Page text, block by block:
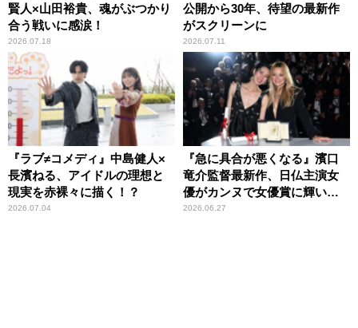
賢人×山田裕貴、魂がぶつかり
合う戦いに感涙！
2026.07.18
公開から30年、待望の最新作
がスクリーンに
2026.07.11
『ラブ≠コメディ』中島健人×
長濱ねる、アイドルの理想と
現実を赤裸々に描く！？
2026.07.04
『急に具合が悪くなる』濱口
竜介監督最新作、日仏主演女
優がカンヌで女優賞に輝いた
話題作
2026.06.27